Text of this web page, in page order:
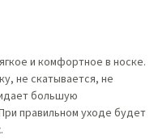
и комфортное в носке.
не скатывается, не
большую
правильном уходе будет